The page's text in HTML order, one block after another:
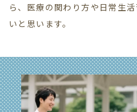
ら、医療の関わり方や日常生
いと思います。